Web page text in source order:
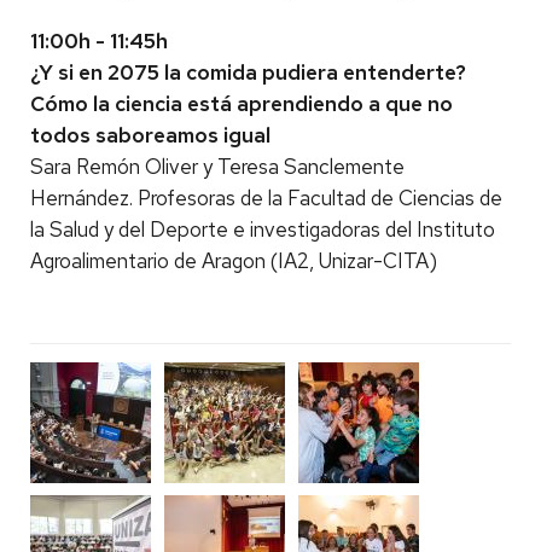
11:00h - 11:45h
¿Y si en 2075 la comida pudiera entenderte?
Cómo la ciencia está aprendiendo a que no
todos saboreamos igual
Sara Remón Oliver y Teresa Sanclemente
Hernández. Profesoras de la Facultad de Ciencias de
la Salud y del Deporte e investigadoras del Instituto
Agroalimentario de Aragon (IA2, Unizar-CITA)